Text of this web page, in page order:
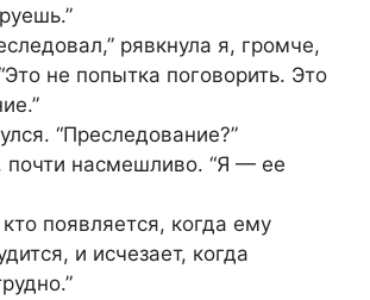
рявкнула я, громче,
не попытка поговорить. Это
“Преследование?”
почти насмешливо. “Я — ее
появляется, когда ему
и исчезает, когда